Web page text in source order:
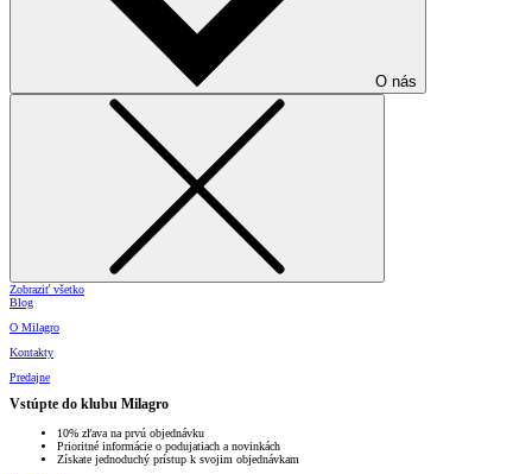
O nás
Zobraziť všetko
Blog
O Milagro
Kontakty
Predajne
Vstúpte do klubu Milagro
10% zľava na prvú objednávku
Prioritné informácie o podujatiach a novinkách
Získate jednoduchý prístup k svojim objednávkam